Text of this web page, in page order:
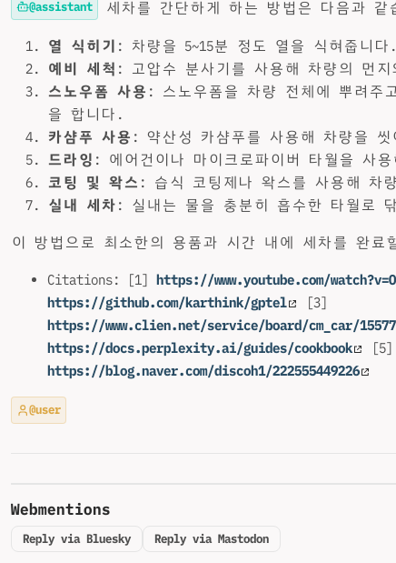
@assistant 세차를 간단하게 하는 방법은 다음과 같
열 식히기 : 차량을 5~15분 정도 열을 식혀줍니다.
예비 세척 : 고압수 분사기를 사용해 차량의 먼
스노우폼 사용 : 스노우폼을 차량 전체에 뿌려주
을 합니다.
카샴푸 사용 : 약산성 카샴푸를 사용해 차량을 씻
드라잉 : 에어건이나 마이크로파이버 타월을 사
코팅 및 왁스 : 습식 코팅제나 왁스를 사용해 차
실내 세차 : 실내는 물을 충분히 흡수한 타월로
이 방법으로 최소한의 용품과 시간 내에 세차를 완료
Citations: [1] https://www.youtube.com/
https://github.com/karthink/gptel
[3]
https://www.clien.net/service/board/cm_car/
https://docs.perplexity.ai/guides/cookbook
[5]
https://blog.naver.com/discoh1/222555449226
@user
Webmentions
Reply via Bluesky Reply via Mastodon